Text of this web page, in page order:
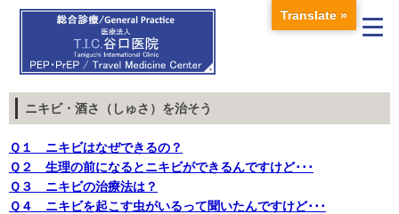
ニキビ・酒さ（しゅさ）を治そう
Ｑ１ ニキビはなぜできるの？
Ｑ２ 生理の前になるとニキビができるんですけど･･･
Ｑ３ ニキビの治療法は？
Ｑ４ ニキビを起こす虫がいるって聞いたんですけど･･･
Translate »